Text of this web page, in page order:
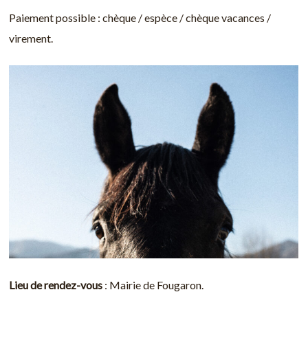
Paiement possible : chèque / espèce / chèque vacances /
virement.
Lieu de rendez-vous : Mairie de Fougaron.